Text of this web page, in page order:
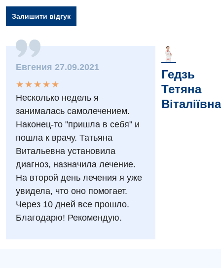
Вакансії
Заходи БПР
Інтернатура
Енциклопедія
Програма лояльності
Відгуки
Відео
Діагностика
Діагностичне відділення
Ендоскопічне відділення
Інструментальна діагностика
Рентгенографія
УЗД
Для дорослих
Акушерство і гінекологія
Декларування
Національний скринінг здоров’я 40+
Українська
Залишити відгук
Евгения 27.09.2021
★
★
★
★
★
★ ★ ★ ★ ★
Несколько недель я
занималась самолечением.
Наконец-то "пришла в себя" и
пошла к врачу. Татьяна
Витальевна установила
диагноз, назначила лечение.
На второй день лечения я уже
увидела, что оно помогает.
Через 10 дней все прошло.
Благодарю! Рекомендую.
Гедзь
Тетяна
Віталіївна